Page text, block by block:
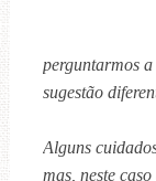
perguntarmos
sugestão
Alguns
mas, neste